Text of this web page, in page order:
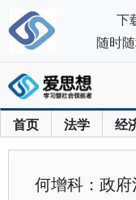
首页 法学 经
何增科：政
下
随时